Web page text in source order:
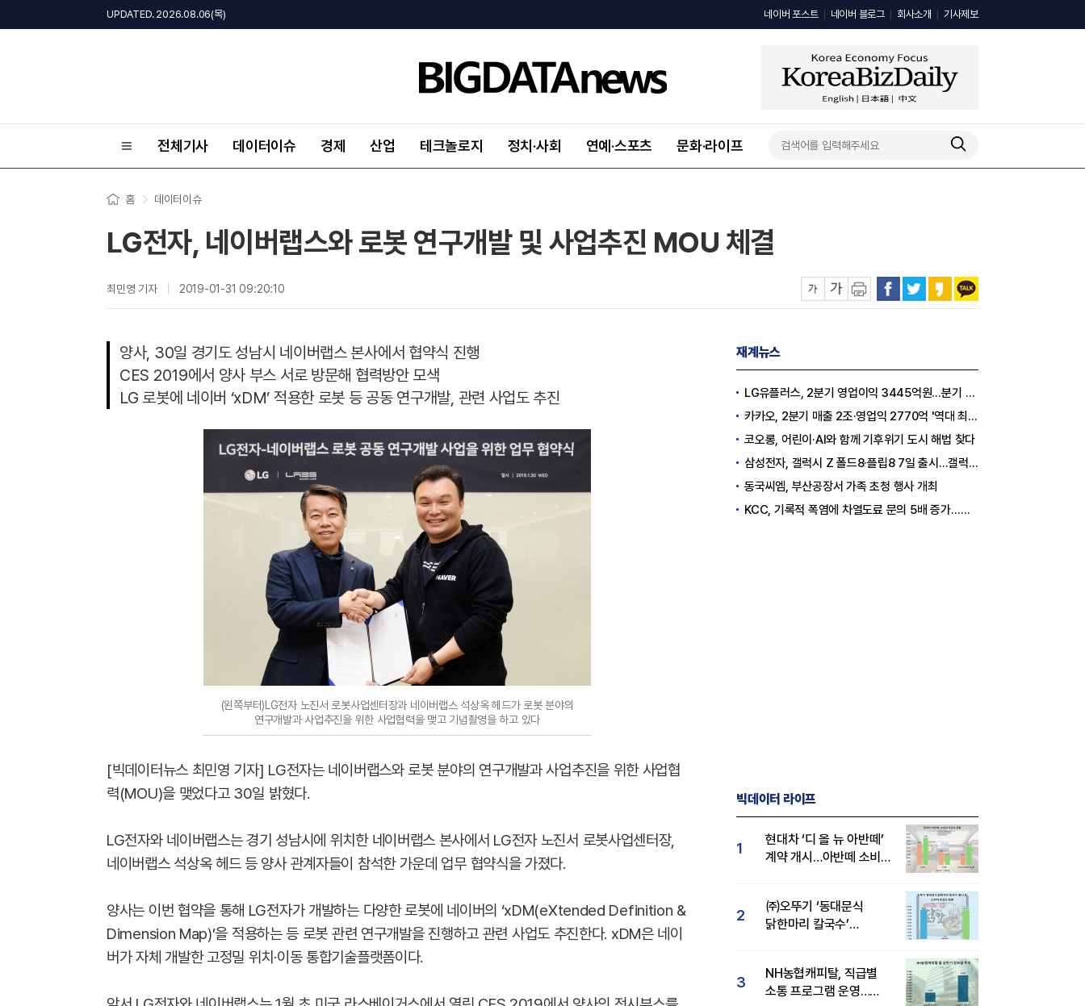
UPDATED. 2026.08.06(목) 네이버 포스트 네이버 블로그 회사소개 기사제보
전체기사 데이터이슈 경제 산업 테크놀로지 정치·사회 연예·스포츠 문화·라이프
홈 데이터이슈
LG전자, 네이버랩스와 로봇 연구개발 및 사업추진 MOU 체결
최민영 기자 2019-01-31 09:20:10
양사, 30일 경기도 성남시 네이버랩스 본사에서 협약식 진행
CES 2019에서 양사 부스 서로 방문해 협력방안 모색
LG 로봇에 네이버 ‘xDM’ 적용한 로봇 등 공동 연구개발, 관련 사업도 추진
(왼쪽부터)LG전자 노진서 로봇사업센터장과 네이버랩스 석상옥 헤드가 로봇 분야의
연구개발과 사업추진을 위한 사업협력을 맺고 기념촬영을 하고 있다
[빅데이터뉴스 최민영 기자] LG전자는 네이버랩스와 로봇 분야의 연구개발과 사업추진을 위한 사업협
력(MOU)을 맺었다고 30일 밝혔다.
LG전자와 네이버랩스는 경기 성남시에 위치한 네이버랩스 본사에서 LG전자 노진서 로봇사업센터장,
네이버랩스 석상옥 헤드 등 양사 관계자들이 참석한 가운데 업무 협약식을 가졌다.
양사는 이번 협약을 통해 LG전자가 개발하는 다양한 로봇에 네이버의 ‘xDM(eXtended Definition &
Dimension Map)’을 적용하는 등 로봇 관련 연구개발을 진행하고 관련 사업도 추진한다. xDM은 네이
버가 자체 개발한 고정밀 위치·이동 통합기술플랫폼이다.
재계뉴스
LG유플러스, 2분기 영업이익 3445억원…분기 최대 실적
카카오, 2분기 매출 2조·영업익 2770억 '역대 최대'..."플랫폼 사업 전반 고른 성장"
코오롱, 어린이·AI와 함께 기후위기 도시 해법 찾다
삼성전자, 갤럭시 Z 폴드8·플립8 7일 출시...갤럭시워치 울트라2·워치9도 출격
동국씨엠, 부산공장서 가족 초청 행사 개최
KCC, 기록적 폭염에 차열도료 문의 5배 증가…소비자 관심도 상승
빅데이터 라이프
1
현대차 ‘디 올 뉴 아반떼’
계약 개시…아반떼 소비자
2
㈜오뚜기 ‘동대문식
닭한마리 칼국수’
3
NH농협캐피탈, 직급별
소통 프로그램 운영…